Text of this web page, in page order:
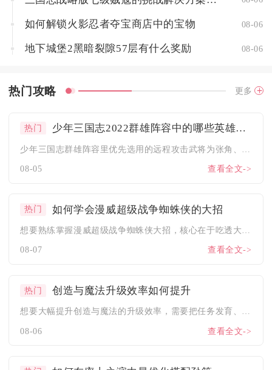
如何解锁火影忍者夺宝商店中的宝物 08-06
地下城堡2黑暗裂隙57层有什么奖励 08-06
热门攻略 更多
热门 少年三国志2022群雄阵容中的哪些英雄适合进行远程攻击呢
08-05 查看全文->
热门 如何学会漫威超级战争蜘蛛侠的大招
08-07 查看全文->
热门 创造与魔法升级效率如何提升
想要大幅提升创造与魔法的升级效率，需要把任务发育、资源采集、...
08-06 查看全文->